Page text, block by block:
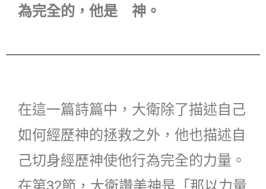
為完全的，他是 神。
在這一篇詩篇中，大衛除了描述自己
如何經歷神的拯救之外，他也描述自
己切身經歷神使他行為完全的力量。